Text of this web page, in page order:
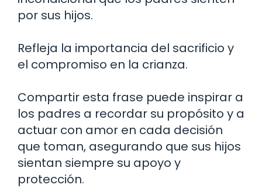
por sus hijos.
Refleja la importancia del sacrificio y
el compromiso en la crianza.
Compartir esta frase puede inspirar a
los padres a recordar su propósito y a
actuar con amor en cada decisión
que toman, asegurando que sus hijos
sientan siempre su apoyo y
protección.